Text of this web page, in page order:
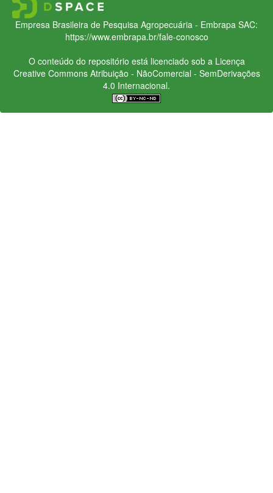
Empresa Brasileira de Pesquisa Agropecuária - Embrapa SAC:
https://www.embrapa.br/fale-conosco
O conteúdo do repositório está licenciado sob a Licença
Creative CommonsAtribuição - NãoComercial - SemDerivações
4.0 Internacional.